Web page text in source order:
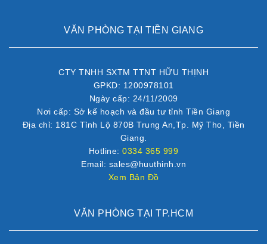
VĂN PHÒNG TẠI TIỀN GIANG
CTY TNHH SXTM TTNT HỮU THỊNH
GPKD: 1200978101
Ngày cấp: 24/11/2009
Nơi cấp: Sở kế hoạch và đầu tư tỉnh Tiền Giang
Địa chỉ: 181C Tỉnh Lộ 870B Trung An,Tp. Mỹ Tho, Tiền
Giang.
Hotline:0334 365 999
Email: sales@huuthinh.vn
Xem Bản Đồ
VĂN PHÒNG TẠI TP.HCM